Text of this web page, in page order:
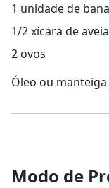
1 unidade de
1/2 xícara de
2 ovos
Óleo ou
Modo de